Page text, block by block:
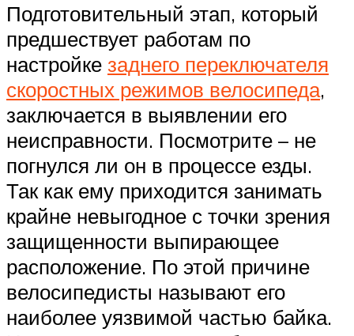
Подготовительный этап, который
предшествует работам по
настройке заднего переключателя
скоростных режимов велосипеда,
заключается в выявлении его
неисправности. Посмотрите – не
погнулся ли он в процессе езды.
Так как ему приходится занимать
крайне невыгодное с точки зрения
защищенности выпирающее
расположение. По этой причине
велосипедисты называют его
наиболее уязвимой частью байка.